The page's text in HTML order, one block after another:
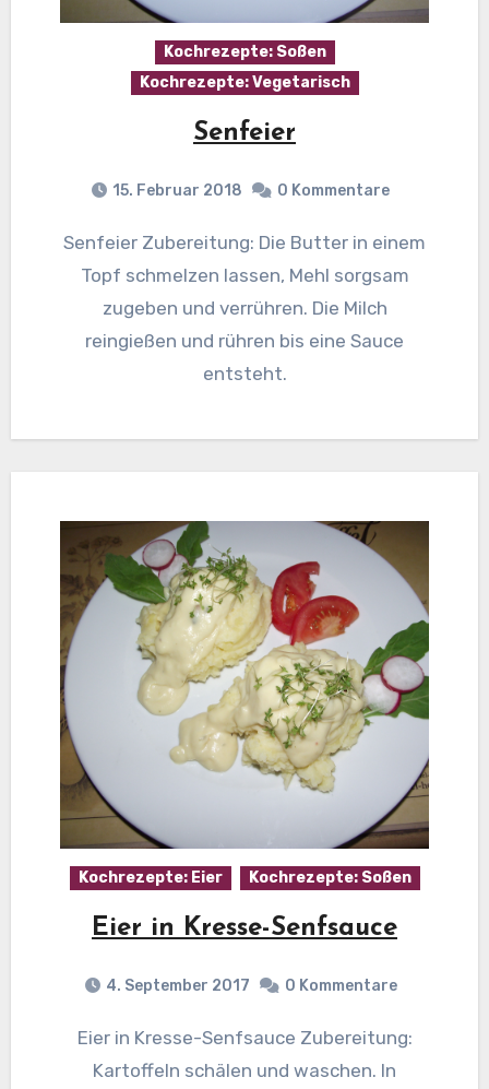
Kochrezepte: Soßen
Kochrezepte: Vegetarisch
Senfeier
15. Februar 2018 0 Kommentare
Senfeier Zubereitung: Die Butter in einem
Topf schmelzen lassen, Mehl sorgsam
zugeben und verrühren. Die Milch
reingießen und rühren bis eine Sauce
entsteht.
Kochrezepte: Eier Kochrezepte: Soßen
Eier in Kresse-Senfsauce
4. September 2017 0 Kommentare
Eier in Kresse-Senfsauce Zubereitung:
Kartoffeln schälen und waschen. In